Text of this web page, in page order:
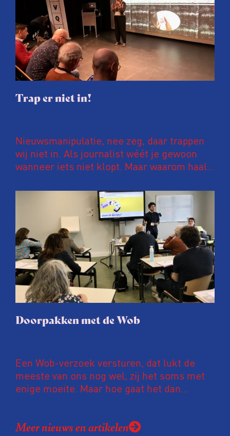
Trap er niet in!
Nieuwsmanipulatie, nee zeg, daar trappen
wij niet in. Als journalist wéét je gewoon
wanneer iets niet klopt. Maar waarom haalt
bullshitdetector wel scherp genoeg
Doorpakken met de Wob
Een Wob-verzoek versturen, dat lukt de
meeste van ons nog wel, zij het soms met
enige moeite. Maar hoe gaat het dan
aan het lijntje wordt gehouden? Hoe maak
Meer nieuws en artikelen